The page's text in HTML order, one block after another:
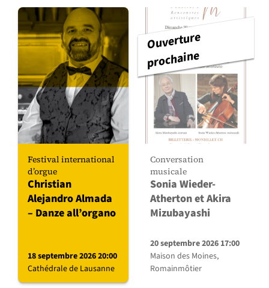
Festival international
d’orgue
Christian
Alejandro Almada
– Danze all’organo
18 septembre 2026 20:00
Cathédrale de Lausanne
Conversation
musicale
Sonia Wieder-
Atherton et Akira
Mizubayashi
20 septembre 2026 17:00
Maison des Moines,
Romainmôtier
Ouverture
prochaine